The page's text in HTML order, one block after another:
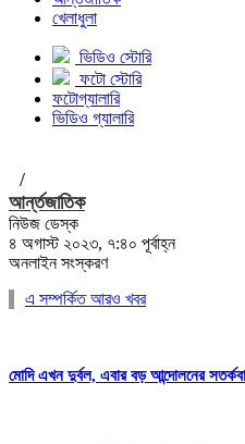
খেলাধুলা
ভিডিও স্টোরি
ফটো স্টোরি
ফটোগ্যালারি
ভিডিও গ্যালারি
/
আর্ন্তজাতিক
নিউজ ডেস্ক
৪ অগাস্ট ২০২৩, ৭:৪০ পূর্বাহ্ন
অনলাইন সংস্করণ
এ সম্পর্কিত আরও খবর
মোদি এখন দুর্বল, এবার বড় আন্দোলনের